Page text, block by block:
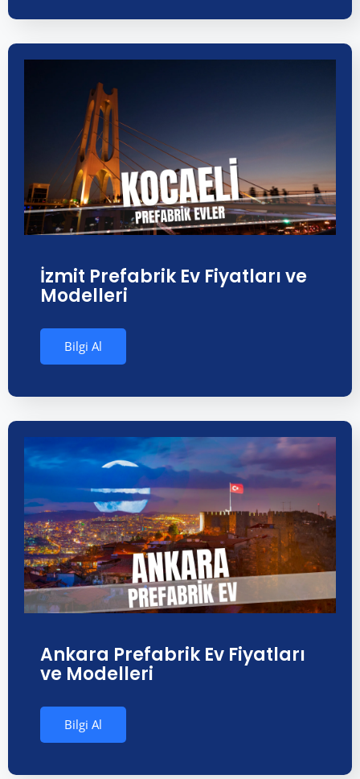
İzmit Prefabrik Ev Fiyatları ve
Modelleri
Bilgi Al
Ankara Prefabrik Ev Fiyatları
ve Modelleri
Bilgi Al